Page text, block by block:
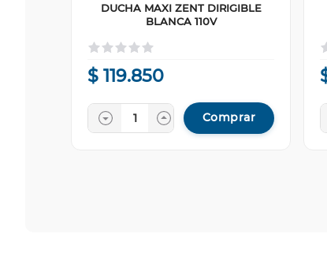
DUCHA MAXI ZENT DIRIGIBLE
BLANCA 110V
$ 119.850
Comprar